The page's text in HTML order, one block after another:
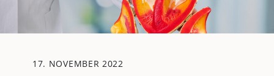
17. NOVEMBER 2022